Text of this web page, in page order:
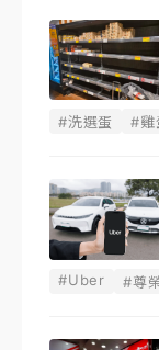
#洗選蛋 #雞
#Uber #尊